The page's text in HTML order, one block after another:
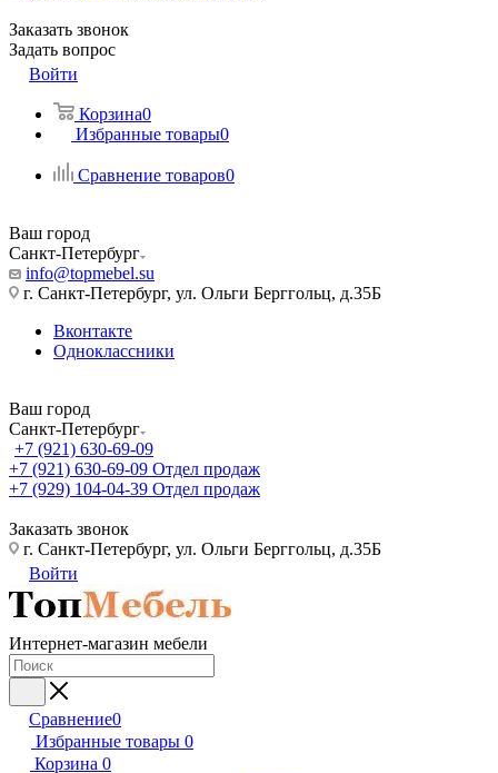
Заказать звонок
Задать вопрос
Войти
Корзина0
Избранные товары0
Сравнение товаров0
Ваш город
Санкт-Петербург
info@topmebel.su
г. Санкт-Петербург, ул. Ольги Берггольц, д.35Б
Вконтакте
Одноклассники
Ваш город
Санкт-Петербург
+7 (921) 630-69-09
+7 (921) 630-69-09 Отдел продаж
+7 (929) 104-04-39 Отдел продаж
Заказать звонок
г. Санкт-Петербург, ул. Ольги Берггольц, д.35Б
Войти
Интернет-магазин мебели
Сравнение0
Избранные товары 0
Корзина 0